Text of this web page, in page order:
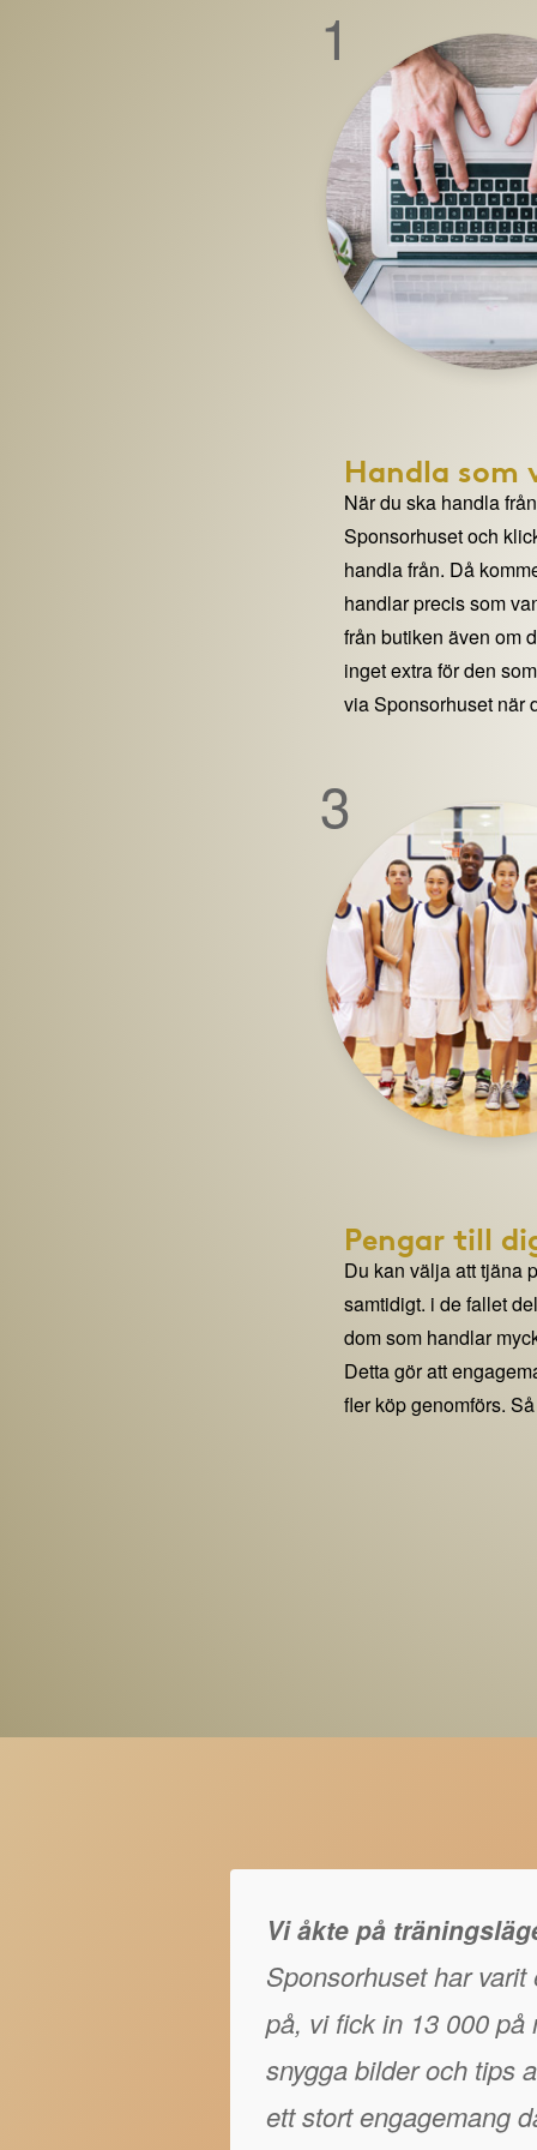
1
Handla som
När du ska handla
Sponsorhuset och
handla från. Då
handlar precis som
från butiken även om
inget extra för den
via Sponsorhuset när
3
Pengar till
Du kan välja att tjäna
samtidigt. i de fallet
dom som handlar
Detta gör att
fler köp genomförs.
Vi åkte på
Sponsorhuset har
på, vi fick in 13 000 på
snygga bilder och tips
ett stort engagemang